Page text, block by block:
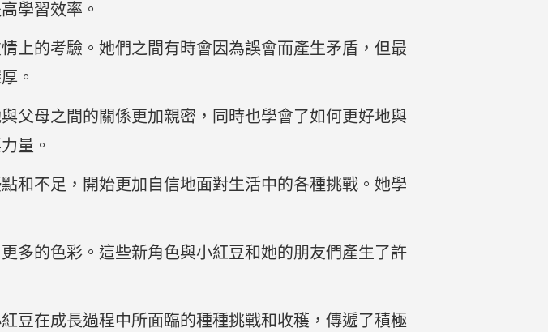
學習效率。
上的考驗。她們之間有時會因為誤會而產生矛盾，但最
。
父母之間的關係更加親密，同時也學會了如何更好地與
量。
和不足，開始更加自信地面對生活中的各種挑戰。她學
多的色彩。這些新角色與小紅豆和她的朋友們產生了許
豆在成長過程中所面臨的種種挑戰和收穫，傳遞了積極